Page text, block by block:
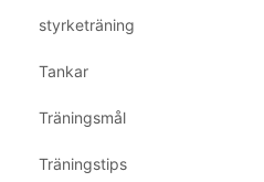
styrketräning
Tankar
Träningsmål
Träningstips